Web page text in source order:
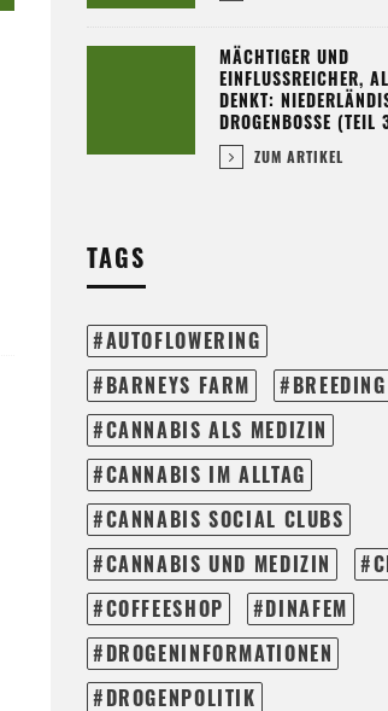
MÄCHTIGER UND
EINFLUSSREICHER,
DENKT:
DROGENBOSSE (TEIL
ZUM ARTIKEL
TAGS
AUTOFLOWERING
BARNEYS FARM
BREEDING
CANNABIS ALS MEDIZIN
CANNABIS IM ALLTAG
CANNABIS SOCIAL CLUBS
CANNABIS UND MEDIZIN
COFFEESHOP
DINAFEM
DROGENINFORMATIONEN
DROGENPOLITIK